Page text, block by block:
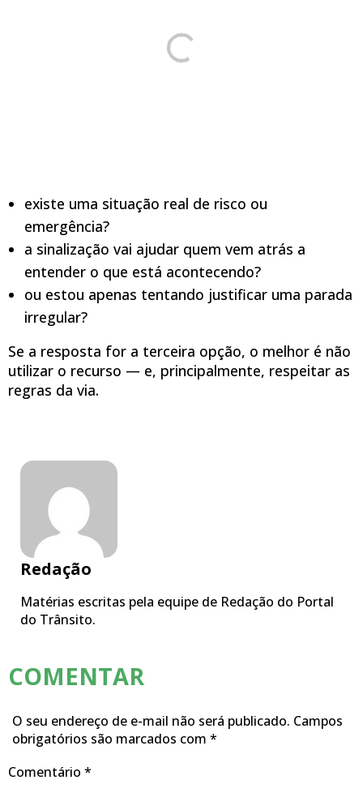
existe uma situação real de risco ou
emergência?
a sinalização vai ajudar quem vem atrás a
entender o que está acontecendo?
ou estou apenas tentando justificar uma parada
irregular?
Se a resposta for a terceira opção, o melhor é não
utilizar o recurso — e, principalmente, respeitar as
regras da via.
Redação
Matérias escritas pela equipe de Redação do Portal
do Trânsito.
COMENTAR
O seu endereço de e-mail não será publicado. Campos
obrigatórios são marcados com *
Comentário *